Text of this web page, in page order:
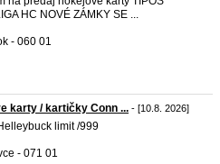
HC NOVÉ ZÁMKY SE ...
- 060 01
karty / kartičky Conn ... - [10.8. 2026]
limit /999
- 071 01